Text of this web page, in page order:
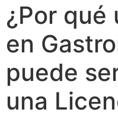
¿Por qué
en
puede
una